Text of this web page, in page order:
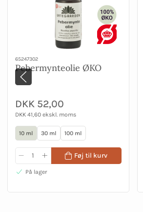
65247302
Pebermynteolie ØKO
DKK 52,00
DKK 41,60 ekskl. moms
10 ml 30 ml 100 ml
Føj til kurv
På lager